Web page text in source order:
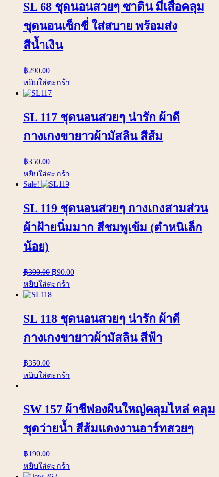
SL 68 ชุดนอนสวยๆ ซาติน มีเสื้อคลุม
ชุดนอนเซ็กซี่ ใส่สบาย พร้อมส่ง
สีน้ำเงิน
฿290.00
หยิบใส่ตะกร้า
SL 117 ชุดนอนสวยๆ น่ารัก ผ้าดี
กางเกงขายาวผ้ามัสลิน สีส้ม
฿350.00
หยิบใส่ตะกร้า
Sale!
SL 119 ชุดนอนสวยๆ กางเกงสามส่วน
ผ้าฝ้ายนิ่มมาก สีชมพูเข้ม (ตำหนิเล็ก
น้อย)
฿390.00 ฿90.00
หยิบใส่ตะกร้า
SL 118 ชุดนอนสวยๆ น่ารัก ผ้าดี
กางเกงขายาวผ้ามัสลิน สีฟ้า
฿350.00
หยิบใส่ตะกร้า
SW 157 ผ้าชีฟองผืนใหญ่คลุมไหล่ คลุม
ชุดว่ายน้ำ สีส้มแดงงานอาร์ทสวยๆ
฿190.00
หยิบใส่ตะกร้า